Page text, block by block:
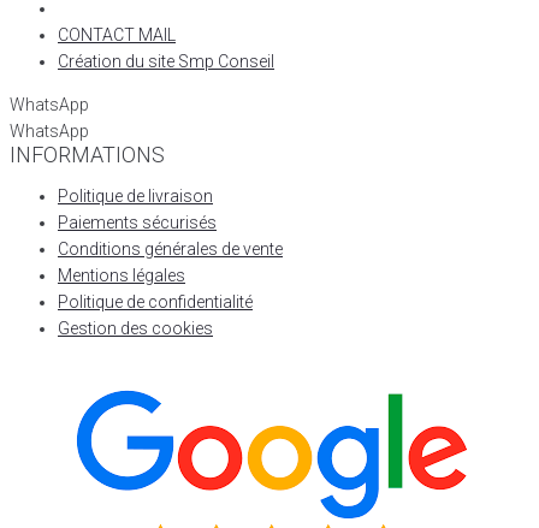
CONTACT MAIL
Création du site Smp Conseil
WhatsApp
WhatsApp
INFORMATIONS
Politique de livraison
Paiements sécurisés
Conditions générales de vente
Mentions légales
Politique de confidentialité
Gestion des cookies